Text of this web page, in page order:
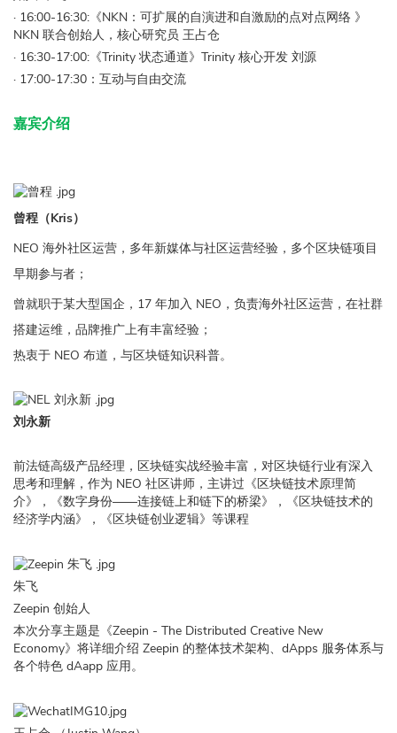
· 16:00-16:30:《NKN：可扩展的自演进和自激励的点对点网络 》
NKN 联合创始人，核心研究员 王占仓
· 16:30-17:00:《Trinity 状态通道》Trinity 核心开发 刘源
· 17:00-17:30：互动与自由交流
嘉宾介绍
曾程（Kris）
NEO 海外社区运营，多年新媒体与社区运营经验，多个区块链项目
早期参与者；
曾就职于某大型国企，17 年加入 NEO，负责海外社区运营，在社群
搭建运维，品牌推广上有丰富经验；
热衷于 NEO 布道，与区块链知识科普。
刘永新
前法链高级产品经理，区块链实战经验丰富，对区块链行业有深入
思考和理解，作为 NEO 社区讲师，主讲过《区块链技术原理简
介》，《数字身份——连接链上和链下的桥梁》，《区块链技术的
经济学内涵》，《区块链创业逻辑》等课程
朱飞
Zeepin 创始人
本次分享主题是《Zeepin - The Distributed Creative New
Economy》将详细介绍 Zeepin 的整体技术架构、dApps 服务体系与
各个特色 dAapp 应用。